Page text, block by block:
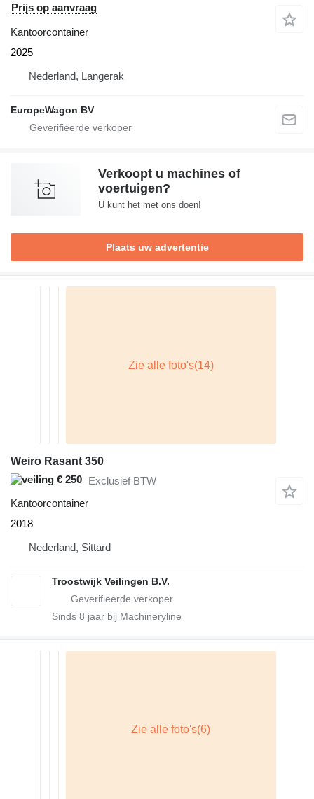
Prijs op aanvraag
Kantoorcontainer
2025
Nederland, Langerak
EuropeWagon BV
Verkoopt u machines of
voertuigen?
U kunt het met ons doen!
Plaats uw advertentie
Weiro Rasant 350
€ 250 Exclusief BTW
Kantoorcontainer
2018
Nederland, Sittard
Troostwijk Veilingen B.V.
Sinds 8 jaar bij Machineryline